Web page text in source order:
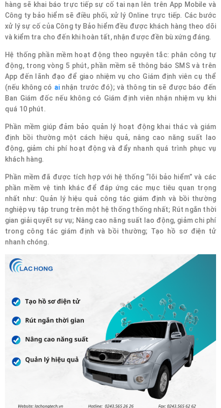
hàng sẽ khai báo trực tiếp sự cố tai nạn lên trên App Mobile và
Công ty bảo hiểm sẽ điều phối, xử lý Online trực tiếp. Các bước
xử lý sự cố của Công ty Bảo hiểm đều được khách hàng theo dõi
và kiểm tra cho đến khi hoàn tất, nhận được đền bù xứng đáng.
Hệ thống phần mềm hoạt động theo nguyên tắc: phân công tự
động, trong vòng 5 phút, phần mềm sẽ thông báo SMS và trên
App đến lãnh đạo để giao nhiệm vụ cho Giám định viên cụ thể
(nếu không có ainhận trước đó); và thông tin sẽ được báo đến
Ban Giám đốc nếu không có Giám định viên nhận nhiệm vụ khi
quá 10 phút.
Phần mềm giúp đảm bảo quản lý hoạt động khai thác và giám
định bồi thường một cách hiệu quả, nâng cao năng suất lao
động, giảm chi phí hoạt động và đẩy nhanh quá trình phục vụ
khách hàng.
Phần mềm đã được tích hợp với hệ thống “lõi bảo hiểm” và các
phần mềm vệ tinh khác để đáp ứng các mục tiêu quan trọng
nhất như: Quản lý hiệu quả công tác giám định và bồi thường
nghiệp vụ tập trung trên một hệ thống thống nhất; Rút ngắn thời
gian giải quyết sự vụ; Nâng cao năng suất lao động, giảm chi phí
trong công tác giám định và bồi thường; Tạo hồ sơ điện tử
nhanh chóng.